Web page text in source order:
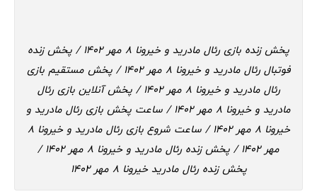
پخش زنده بازی رئال مادرید و خیرونا 8 مهر 1402 / پخش زنده
فوتبال رئال مادرید و خیرونا 8 مهر 1402 / پخش مستقیم بازی
رئال مادرید و خیرونا 8 مهر 1402 / پخش آنلاین بازی رئال
مادرید و خیرونا 8 مهر 1402 / ساعت پخش بازی رئال مادرید و
خیرونا 8 مهر 1402 / ساعت شروع بازی رئال مادرید و خیرونا 8
مهر 1402 / پخش زنده رئال مادرید و خیرونا 8 مهر 1402 /
پخش زنده رئال مادرید خیرونا 8 مهر 1402